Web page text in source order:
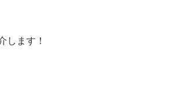
します！